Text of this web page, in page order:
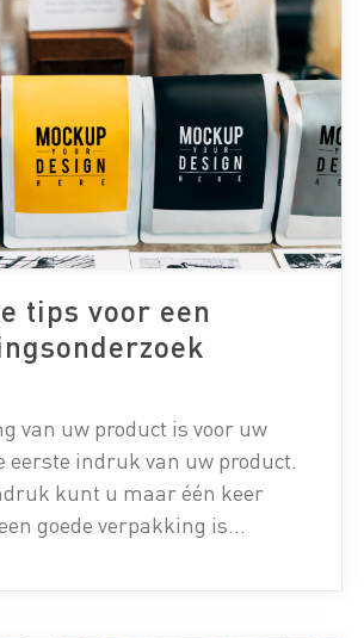
testen. Daarvoor werd
van het Multiscope […]
van uw product is voor uw
eerste indruk van uw product.
kunt u maar één keer
goede verpakking is